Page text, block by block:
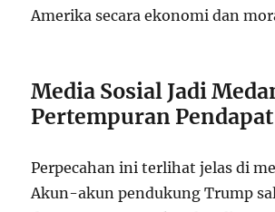
Amerika secara ekonomi dan
Media Sosial Jadi
Pertempuran Pendapat
Perpecahan ini terlihat jelas di
Akun-akun pendukung Trump